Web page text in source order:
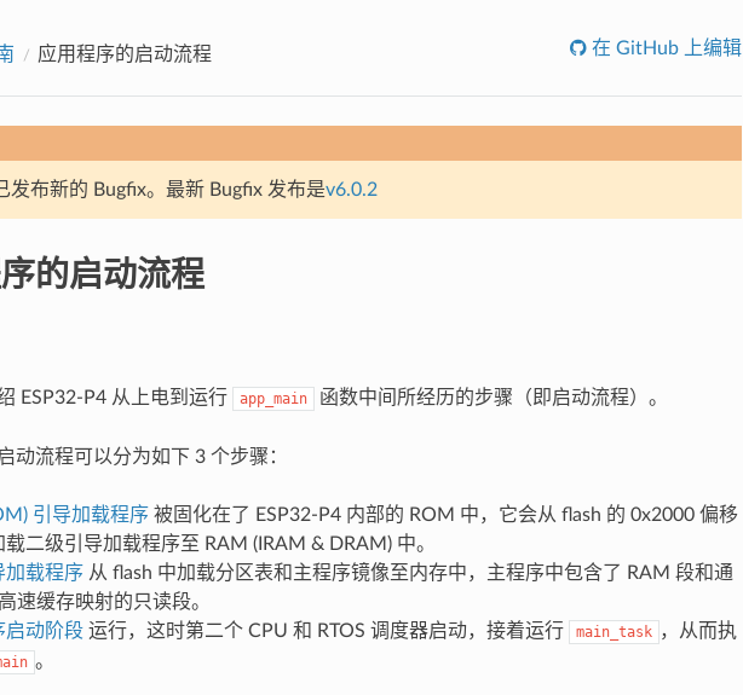
应用程序的启动流程 在 GitHub 上编辑
发布新的 Bugfix。最新 Bugfix 发布是v6.0.2
的启动流程
ESP32-P4 从上电到运行 app_main 函数中间所经历的步骤（即启动流程）。
动流程可以分为如下 3 个步骤：
引导加载程序 被固化在了 ESP32-P4 内部的 ROM 中，它会从 flash 的 0x2000 偏移
二级引导加载程序至 RAM (IRAM & DRAM) 中。
加载程序 从 flash 中加载分区表和主程序镜像至内存中，主程序中包含了 RAM 段和通
速缓存映射的只读段。
启动阶段运行，这时第二个 CPU 和 RTOS 调度器启动，接着运行 main_task ，从而执
。